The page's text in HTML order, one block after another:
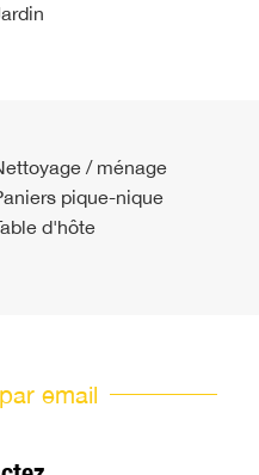
/ ménage
pique-nique
d'hôte
email